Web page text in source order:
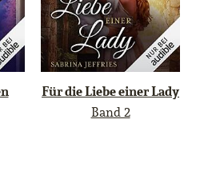
Für die Liebe einer Lady
Band 2